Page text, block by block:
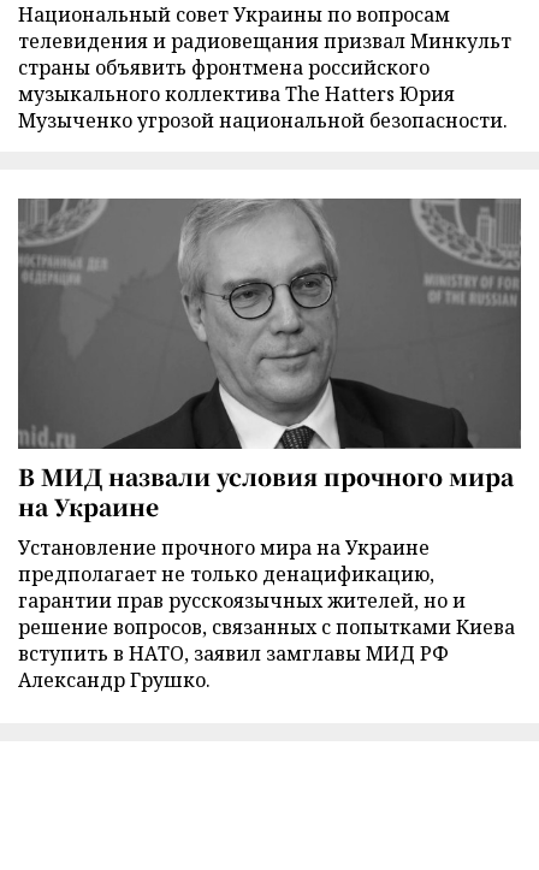
Национальный совет Украины по вопросам
телевидения и радиовещания призвал Минкульт
страны объявить фронтмена российского
музыкального коллектива The Hatters Юрия
Музыченко угрозой национальной безопасности.
В МИД назвали условия прочного мира
на Украине
Установление прочного мира на Украине
предполагает не только денацификацию,
гарантии прав русскоязычных жителей, но и
решение вопросов, связанных с попытками Киева
вступить в НАТО, заявил замглавы МИД РФ
Александр Грушко.